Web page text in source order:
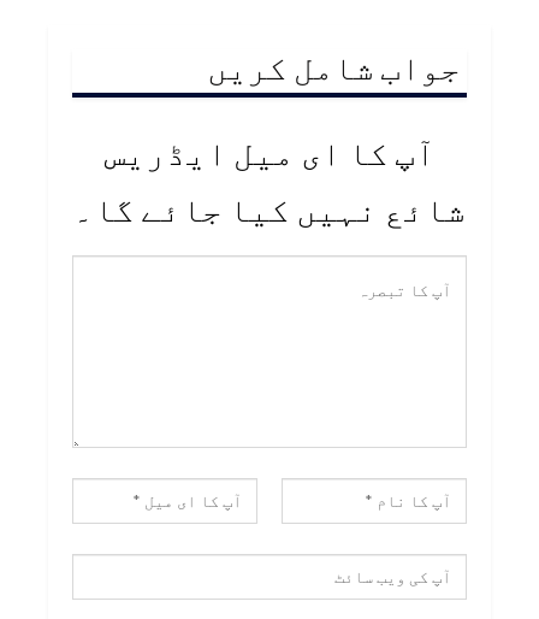
جواب شامل کریں
آپ کا ای میل ایڈریس
شائع نہیں کیا جائے گا۔